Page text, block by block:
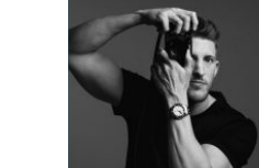
många av våra
viktigaste stunder
gömda i map...